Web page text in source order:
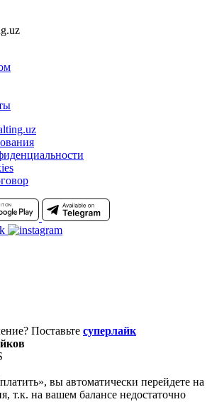
Поставьте суперлайк
вы автоматически перейдете на
т.к. на вашем балансе недостаточно